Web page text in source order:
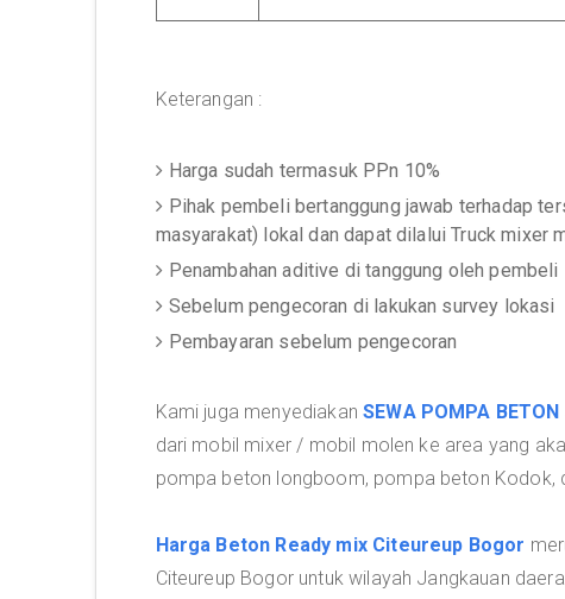
Keterangan :
Harga sudah termasuk PPn 10%
Pihak pembeli bertanggung jawab terhadap
masyarakat) lokal dan dapat dilalui Truck mixer
Penambahan aditive di tanggung oleh pembeli
Sebelum pengecoran di lakukan survey lokasi
Pembayaran sebelum pengecoran
Kami juga menyediakanSEWA POMPA BETON
dari mobil mixer / mobil molen ke area yang
pompa beton longboom, pompa beton Kodok,
Harga Beton Ready mix Citeureup Bogor
Citeureup Bogor untuk wilayah Jangkauan